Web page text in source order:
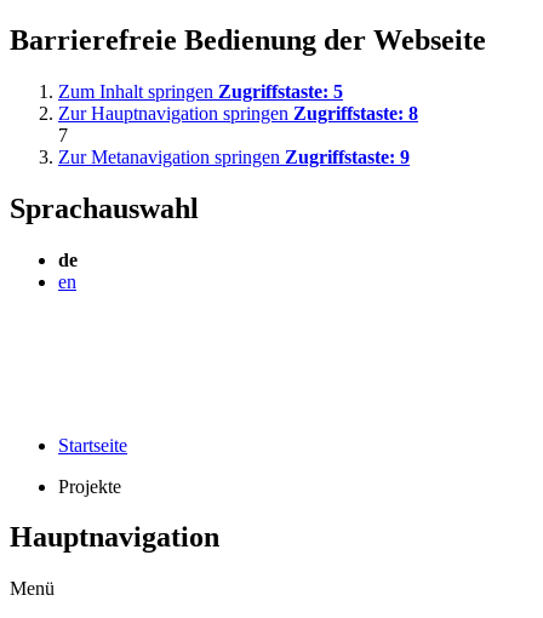
Barrierefreie Bedienung der Webseite
Zum Inhalt springen Zugriffstaste: 5
Zur Hauptnavigation springen Zugriffstaste: 8
7
Zur Metanavigation springen Zugriffstaste: 9
Sprachauswahl
de
en
Startseite
Projekte
Hauptnavigation
Menü